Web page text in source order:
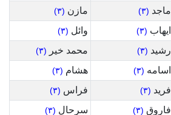
ماجد (٣) مازن (٣)
ايهاب (٣) وائل (٣)
رشيد (٣) محمد خير (٣)
اسامه (٣) هشام (٣)
فريد (٣) فراس (٣)
فاروق (٣) سرحال (٣)